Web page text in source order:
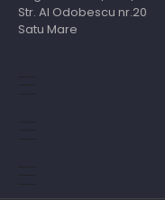
Str. Al Odobescu nr.20
Satu Mare